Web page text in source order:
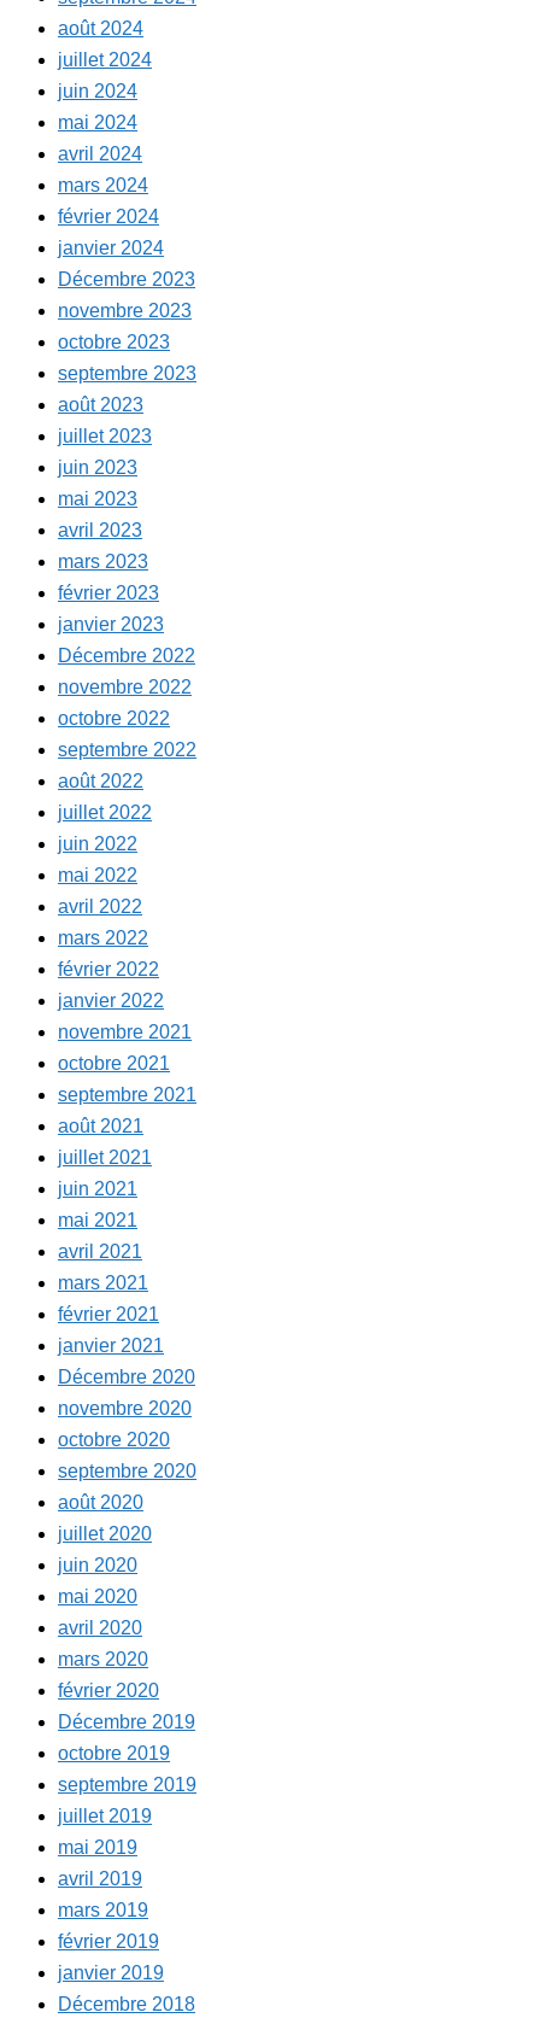
août 2024
juillet 2024
juin 2024
mai 2024
avril 2024
mars 2024
février 2024
janvier 2024
Décembre 2023
novembre 2023
octobre 2023
septembre 2023
août 2023
juillet 2023
juin 2023
mai 2023
avril 2023
mars 2023
février 2023
janvier 2023
Décembre 2022
novembre 2022
octobre 2022
septembre 2022
août 2022
juillet 2022
juin 2022
mai 2022
avril 2022
mars 2022
février 2022
janvier 2022
novembre 2021
octobre 2021
septembre 2021
août 2021
juillet 2021
juin 2021
mai 2021
avril 2021
mars 2021
février 2021
janvier 2021
Décembre 2020
novembre 2020
octobre 2020
septembre 2020
août 2020
juillet 2020
juin 2020
mai 2020
avril 2020
mars 2020
février 2020
Décembre 2019
octobre 2019
septembre 2019
juillet 2019
mai 2019
avril 2019
mars 2019
février 2019
janvier 2019
Décembre 2018